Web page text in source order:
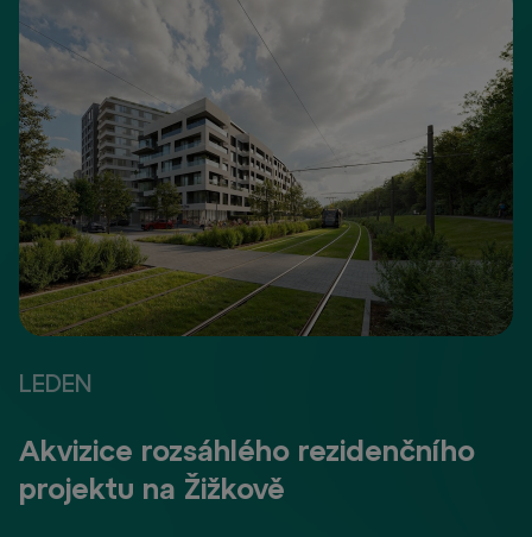
LEDEN
Akvizice rozsáhlého rezidenčního
projektu na Žižkově